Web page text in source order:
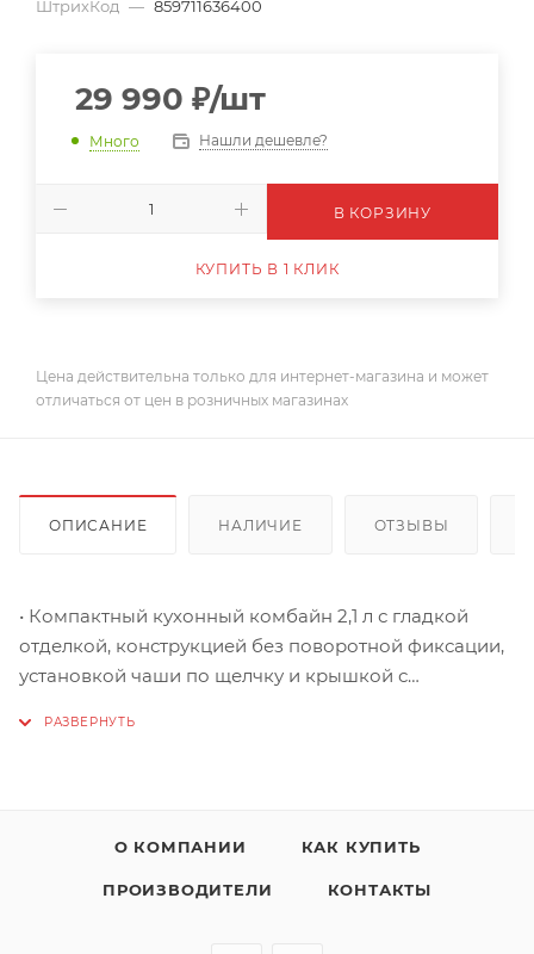
ШтрихКод — 859711636400
29 990 ₽/шт
Много Нашли дешевле?
В КОРЗИНУ
КУПИТЬ В 1 КЛИК
Цена действительна только для интернет-магазина и может
отличаться от цен в розничных магазинах
ОПИСАНИЕ НАЛИЧИЕ ОТЗЫВЫ
• Компактный кухонный комбайн 2,1 л с гладкой
отделкой, конструкцией без поворотной фиксации,
установкой чаши по щелчку и крышкой с
(низкая, высокая и импульсный режим)
Для точной обработки различных ингредиентов
О КОМПАНИИ КАК КУПИТЬ
ПРОИЗВОДИТЕЛИ КОНТАКТЫ